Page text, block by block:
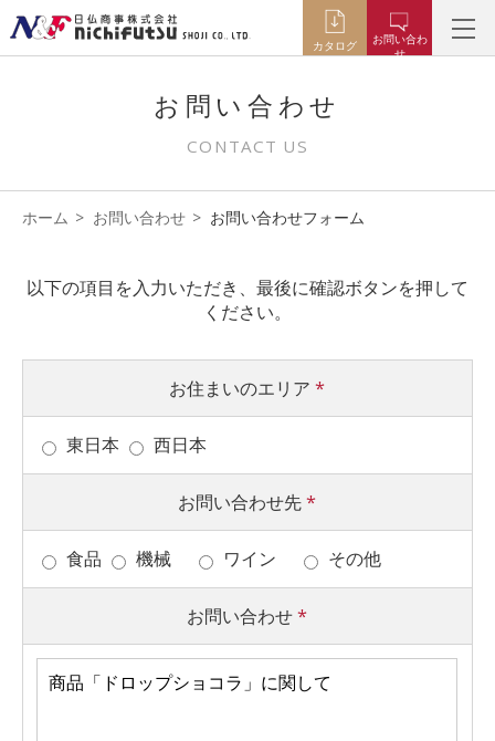
カタログ
お問い合わ
せ
お問い合わせ
CONTACT US
ホーム お問い合わせ お問い合わせフォーム
以下の項目を入力いただき、最後に確認ボタンを押して
ください。
お住まいのエリア*
東日本 西日本
お問い合わせ先*
食品 機械 ワイン その他
お問い合わせ*